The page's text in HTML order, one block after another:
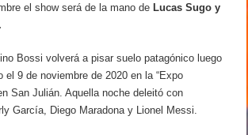
el show será de la mano de Lucas Sugo y
Bossi volverá a pisar suelo patagónico luego
el 9 de noviembre de 2020 en la “Expo
San Julián. Aquella noche deleitó con
García, Diego Maradona y Lionel Messi.